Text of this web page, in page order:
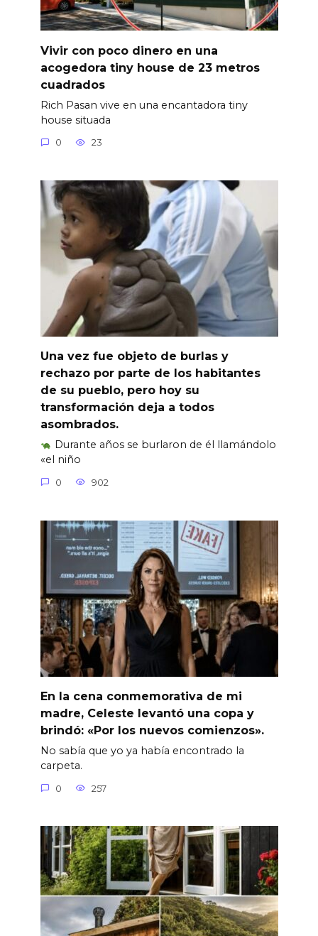
Vivir con poco dinero en una
acogedora tiny house de 23 metros
cuadrados
Rich Pasan vive en una encantadora tiny
house situada
0 23
Una vez fue objeto de burlas y
rechazo por parte de los habitantes
de su pueblo, pero hoy su
transformación deja a todos
asombrados.
Durante años se burlaron de él llamándolo
«el niño
0 902
En la cena conmemorativa de mi
madre, Celeste levantó una copa y
brindó: «Por los nuevos comienzos».
No sabía que yo ya había encontrado la
carpeta.
0 257